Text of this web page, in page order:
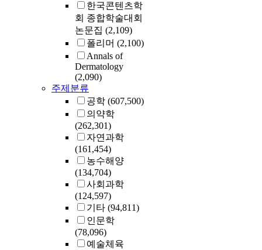
한국콘텐츠학
회 종합학술대회
논문집 (2,109)
폴리머 (2,100)
Annals of
Dermatology
(2,090)
주제분류
공학 (607,500)
의약학
(262,301)
자연과학
(161,454)
농수해양
(134,704)
사회과학
(124,597)
기타 (94,811)
인문학
(78,096)
예술체육